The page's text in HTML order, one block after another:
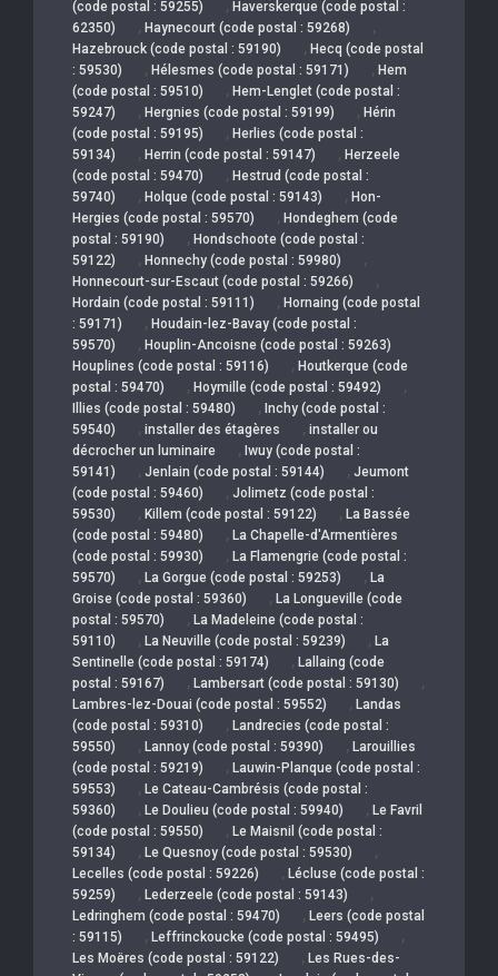
(code postal : 59255)
, Haverskerque (code postal :
62350)
, Haynecourt (code postal : 59268) ,
Hazebrouck (code postal : 59190) , Hecq (code postal
: 59530)
, Hélesmes (code postal : 59171) , Hem
(code postal : 59510)
, Hem-Lenglet (code postal :
59247)
, Hergnies (code postal : 59199) , Hérin
(code postal : 59195)
, Herlies (code postal :
59134)
, Herrin (code postal : 59147) , Herzeele
(code postal : 59470)
, Hestrud (code postal :
59740)
, Holque (code postal : 59143) , Hon-
Hergies (code postal : 59570)
, Hondeghem (code
postal : 59190)
, Hondschoote (code postal :
59122)
, Honnechy (code postal : 59980) ,
Honnecourt-sur-Escaut (code postal : 59266) ,
Hordain (code postal : 59111) , Hornaing (code postal
: 59171)
, Houdain-lez-Bavay (code postal :
59570)
, Houplin-Ancoisne (code postal : 59263)
Houplines (code postal : 59116)
, Houtkerque (code
postal : 59470)
, Hoymille (code postal : 59492) ,
Illies (code postal : 59480) , Inchy (code postal :
59540)
, installer des étagères , installer ou
décrocher un luminaire
, Iwuy (code postal :
59141)
, Jenlain (code postal : 59144) , Jeumont
(code postal : 59460)
, Jolimetz (code postal :
59530)
, Killem (code postal : 59122) , La Bassée
(code postal : 59480)
, La Chapelle-d'Armentières
(code postal : 59930)
, La Flamengrie (code postal :
59570)
, La Gorgue (code postal : 59253) , La
Groise (code postal : 59360)
, La Longueville (code
postal : 59570)
, La Madeleine (code postal :
59110)
, La Neuville (code postal : 59239) , La
Sentinelle (code postal : 59174)
, Lallaing (code
postal : 59167)
, Lambersart (code postal : 59130) ,
Lambres-lez-Douai (code postal : 59552) , Landas
(code postal : 59310)
, Landrecies (code postal :
59550)
, Lannoy (code postal : 59390) , Larouillies
(code postal : 59219)
, Lauwin-Planque (code postal :
59553)
, Le Cateau-Cambrésis (code postal :
59360)
, Le Doulieu (code postal : 59940) , Le Favril
(code postal : 59550)
, Le Maisnil (code postal :
59134)
, Le Quesnoy (code postal : 59530) ,
Lecelles (code postal : 59226) , Lécluse (code postal :
59259)
, Lederzeele (code postal : 59143) ,
Ledringhem (code postal : 59470) , Leers (code postal
: 59115)
, Leffrinckoucke (code postal : 59495) ,
Les Moëres (code postal : 59122) , Les Rues-des-